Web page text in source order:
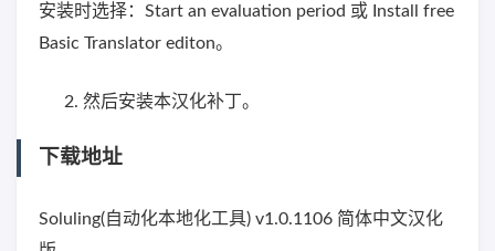
安装时选择：Start an evaluation period 或 Install free
Basic Translator editon。
然后安装本汉化补丁。
下载地址
Soluling(自动化本地化工具) v1.0.1106 简体中文汉化